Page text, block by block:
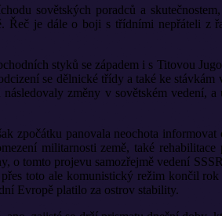
sovětských poradců a
Řeč je dále o boji s třídními nepřáteli z
styků se západem i s Titovou
se dělnické třídy a také ke stávkám
změny v sovětském vedení, a
zpočátku panovala neochota
militarnosti země, také
o tomto projevu samozřejmě vedení
toto ale komunistický režim končil
Evropě platilo za ostrov stability.